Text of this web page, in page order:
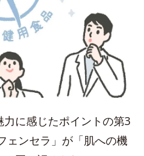
に感じたポイントの第3
ェンセラ」が「肌への機